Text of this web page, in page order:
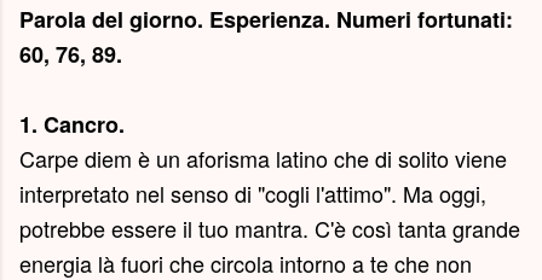
Parola del giorno. Esperienza. Numeri fortunati:
60, 76, 89.
1. Cancro.
Carpe diem è un aforisma latino che di solito viene
interpretato nel senso di "cogli l'attimo". Ma oggi,
potrebbe essere il tuo mantra. C'è così tanta grande
energia là fuori che circola intorno a te che non